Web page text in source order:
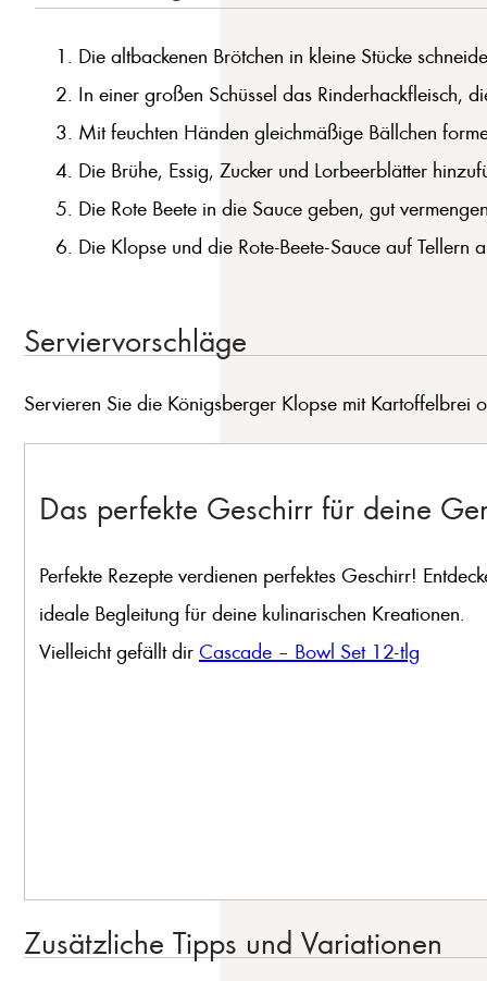
Die altbackenen Brötchen in kleine Stücke
In einer großen Schüssel das Rinderhackfleisch,
Mit feuchten Händen gleichmäßige Bällchen
Die Brühe, Essig, Zucker und Lorbeerblätter
Die Rote Beete in die Sauce geben, gut
Die Klopse und die Rote-Beete-Sauce auf Tellern
Serviervorschläge
Servieren Sie die Königsberger Klopse mit Kartoffelbrei
Das perfekte Geschirr für deine
Perfekte Rezepte verdienen perfektes Geschirr!
ideale Begleitung für deine kulinarischen Kreationen.
Vielleicht gefällt dir Cascade – Bowl Set 12-tlg
Zusätzliche Tipps und Variationen